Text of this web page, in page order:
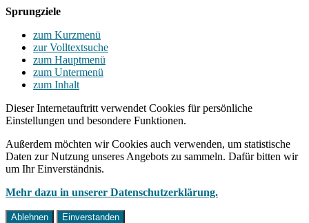
Sprungziele
zum Kurzmenü
zur Volltextsuche
zum Hauptmenü
zum Untermenü
zum Inhalt
Dieser Internetauftritt verwendet Cookies für persönliche
Einstellungen und besondere Funktionen.
Außerdem möchten wir Cookies auch verwenden, um statistische
Daten zur Nutzung unseres Angebots zu sammeln. Dafür bitten wir
um Ihr Einverständnis.
Mehr dazu in unserer Datenschutzerklärung.
Ablehnen Einverstanden